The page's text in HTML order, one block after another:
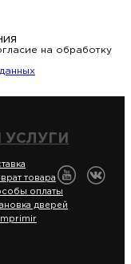
на обработку
товара
оплаты
дверей